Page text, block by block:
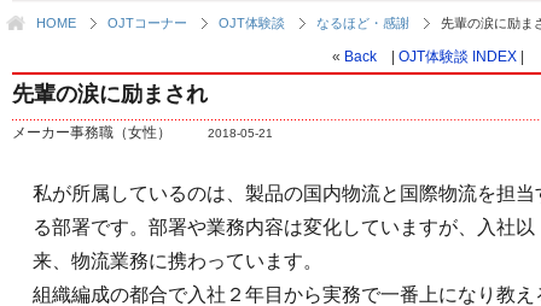
HOME OJTコーナー OJT体験談 なるほど・感謝 先輩の涙に励ま
« Back| OJT体験談 INDEX|
先輩の涙に励まされ
メーカー事務職（女性） 2018-05-21
私が所属しているのは、製品の国内物流と国際物流を担当
る部署です。部署や業務内容は変化していますが、入社以
来、物流業務に携わっています。
組織編成の都合で入社２年目から実務で一番上になり教え